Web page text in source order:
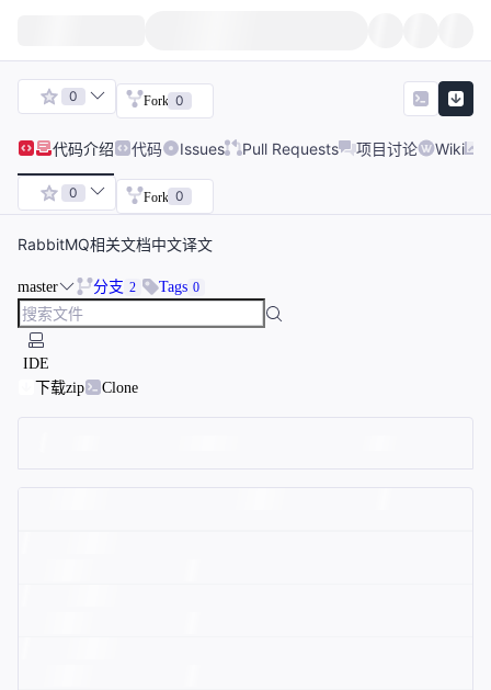
0 Fork 0
代码介绍 代码 Issues Pull Requests 项目讨论 Wiki
0 Fork 0
RabbitMQ相关文档中文译文
master 分支 2 Tags 0
IDE
下载zip
Clone